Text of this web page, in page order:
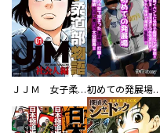
ＪＪＭ 女子柔道部物語 社会人編 初めての発展場 【白抜き修正版】